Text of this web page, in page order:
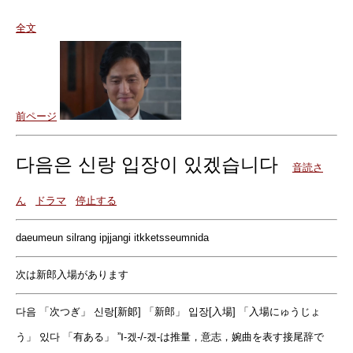
全文
前ページ
다음은 신랑 입장이 있겠습니다 音読さ
ん ドラマ 停止する
daeumeun silrang ipjjangi itkketsseumnida
次は新郎入場があります
다음 「次つぎ」 신랑[新郞] 「新郎」 입장[入場] 「入場にゅうじょ
う」 있다 「有ある」 ”Ⅰ-겠-/-겠-は推量，意志，婉曲を表す接尾辞で